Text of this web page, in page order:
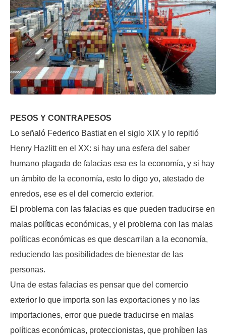
PESOS Y CONTRAPESOS
Lo señaló Federico Bastiat en el siglo XIX y lo repitió
Henry Hazlitt en el XX: si hay una esfera del saber
humano plagada de falacias esa es la economía, y si hay
un ámbito de la economía, esto lo digo yo, atestado de
enredos, ese es el del comercio exterior.
El problema con las falacias es que pueden traducirse en
malas políticas económicas, y el problema con las malas
políticas económicas es que descarrilan a la economía,
reduciendo las posibilidades de bienestar de las
personas.
Una de estas falacias es pensar que del comercio
exterior lo que importa son las exportaciones y no las
importaciones, error que puede traducirse en malas
políticas económicas, proteccionistas, que prohíben las